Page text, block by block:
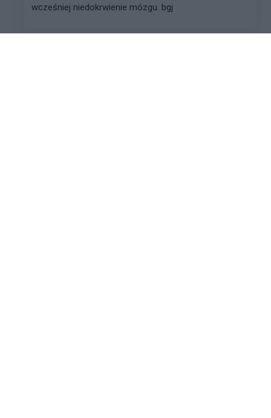
wcześniej niedokrwienie mózgu. bgj